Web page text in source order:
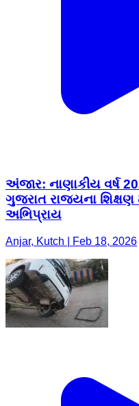
અંજાર: નાણાકીય વર્ષ
ગુજરાત રાજ્યના
અભિપ્રાય
Anjar, Kutch | Feb 18, 2026